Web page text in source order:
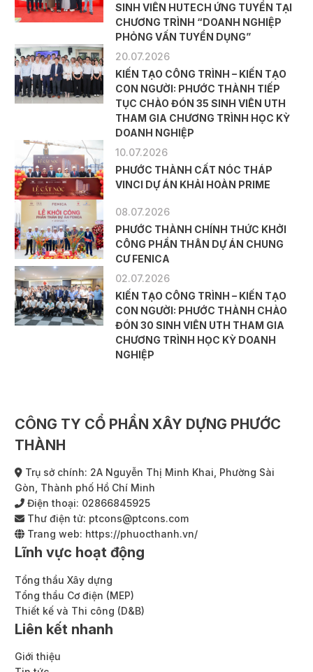
SINH VIÊN HUTECH ỨNG TUYỂN TẠI
CHƯƠNG TRÌNH “DOANH NGHIỆP
PHỎNG VẤN TUYỂN DỤNG”
20.07.2026
KIẾN TẠO CÔNG TRÌNH – KIẾN TẠO
CON NGƯỜI: PHƯỚC THÀNH TIẾP
TỤC CHÀO ĐÓN 35 SINH VIÊN UTH
THAM GIA CHƯƠNG TRÌNH HỌC KỲ
DOANH NGHIỆP
10.07.2026
PHƯỚC THÀNH CẤT NÓC THÁP
VINCI DỰ ÁN KHẢI HOÀN PRIME
08.07.2026
PHƯỚC THÀNH CHÍNH THỨC KHỞI
CÔNG PHẦN THÂN DỰ ÁN CHUNG
CƯ FENICA
02.07.2026
KIẾN TẠO CÔNG TRÌNH – KIẾN TẠO
CON NGƯỜI: PHƯỚC THÀNH CHÀO
ĐÓN 30 SINH VIÊN UTH THAM GIA
CHƯƠNG TRÌNH HỌC KỲ DOANH
NGHIỆP
CÔNG TY CỔ PHẦN XÂY DỰNG PHƯỚC
THÀNH
Trụ sở chính: 2A Nguyễn Thị Minh Khai, Phường Sài
Gòn, Thành phố Hồ Chí Minh
Điện thoại: 02866845925
Thư điện tử: ptcons@ptcons.com
Trang web: https://phuocthanh.vn/
Lĩnh vực hoạt động
Tổng thầu Xây dựng
Tổng thầu Cơ điện (MEP)
Thiết kế và Thi công (D&B)
Liên kết nhanh
Giới thiệu